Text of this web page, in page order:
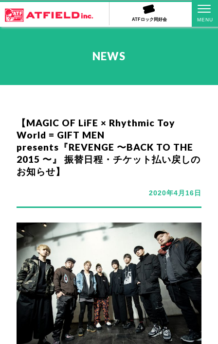
ATFロック同好会
NEWS
【MAGIC OF LiFE × Rhythmic Toy
World = GIFT MEN
presents『REVENGE 〜BACK TO THE
2015 〜』 振替日程・チケット払い戻しの
お知らせ】
2020年4月16日